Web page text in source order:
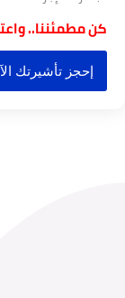
كن مطمئننا.. واعتمد
إحجز تأشيرتك الآن